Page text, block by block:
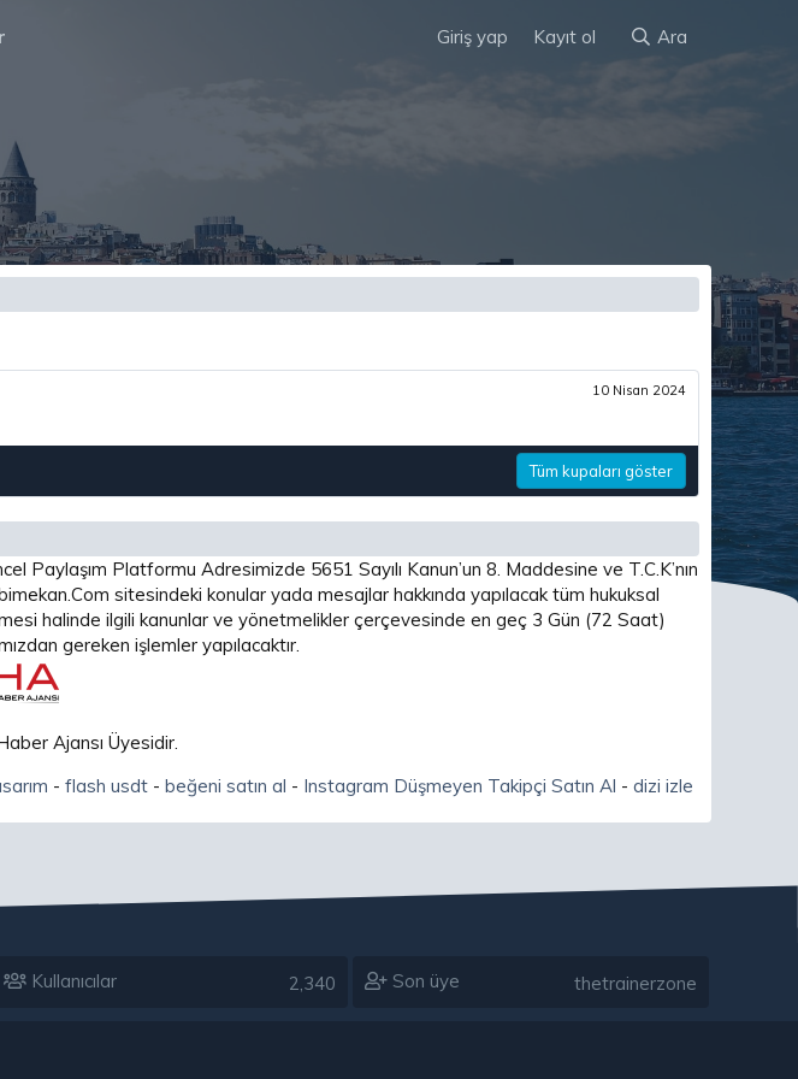
Giriş yap Kayıt ol Ara
10 Nisan 2024
Tüm kupaları göster
Paylaşım Platformu Adresimizde 5651 Sayılı Kanun’un 8. Maddesine ve T.C.K’nın
sitesindeki konular yada mesajlar hakkında yapılacak tüm hukuksal
halinde ilgili kanunlar ve yönetmelikler çerçevesinde en geç 3 Gün (72 Saat)
gereken işlemler yapılacaktır.
Ajansı Üyesidir.
- flash usdt- beğeni satın al - Instagram Düşmeyen Takipçi Satın Al - dizi izle
Kullanıcılar 2,340 Son üye thetrainerzone